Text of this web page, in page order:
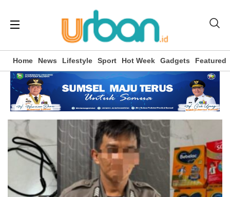
Home News Lifestyle Sport Hot Week Gadgets Featured